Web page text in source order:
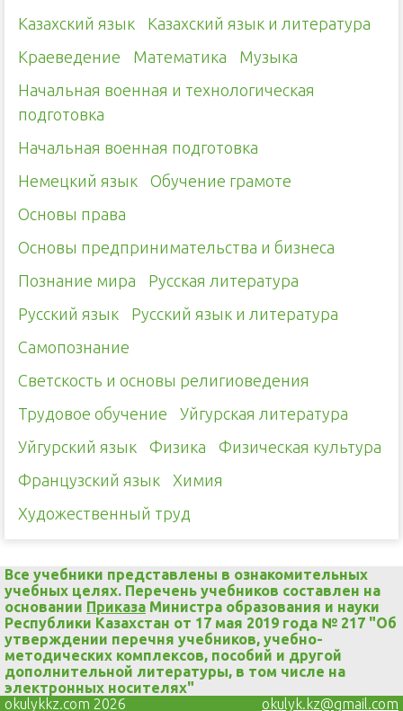
Казахский язык
Казахский язык и литература
Краеведение
Математика
Музыка
Начальная военная и технологическая
подготовка
Начальная военная подготовка
Немецкий язык
Обучение грамоте
Основы права
Основы предпринимательства и бизнеса
Познание мира
Русская литература
Русский язык
Русский язык и литература
Самопознание
Светскость и основы религиоведения
Трудовое обучение
Уйгурская литература
Уйгурский язык
Физика
Физическая культура
Французский язык
Химия
Художественный труд
Все учебники представлены в ознакомительных
учебных целях. Перечень учебников составлен на
основании Приказа Министра образования и науки
Республики Казахстан от 17 мая 2019 года № 217 "Об
утверждении перечня учебников, учебно-
методических комплексов, пособий и другой
дополнительной литературы, в том числе на
электронных носителях"
okulykkz.com 2026
okulyk.kz@gmail.com